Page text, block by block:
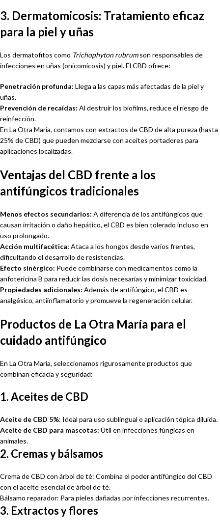
3. Dermatomicosis: Tratamiento eficaz
para la piel y uñas
Los dermatofitos como Trichophyton rubrumson responsables de
infecciones en uñas (onicomicosis) y piel. El CBD ofrece:
Penetración profunda: Llega a las capas más afectadas de la piel y
uñas.
Prevención de recaídas: Al destruir los biofilms, reduce el riesgo de
reinfección.
En La Otra María, contamos con extractos de CBD de alta pureza (hasta
25% de CBD) que pueden mezclarse con aceites portadores para
aplicaciones localizadas.
Ventajas del CBD frente a los
antifúngicos tradicionales
Menos efectos secundarios: A diferencia de los antifúngicos que
causan irritación o daño hepático, el CBD es bien tolerado incluso en
uso prolongado.
Acción multifacética: Ataca a los hongos desde varios frentes,
dificultando el desarrollo de resistencias.
Efecto sinérgico: Puede combinarse con medicamentos como la
anfotericina B para reducir las dosis necesarias y minimizar toxicidad.
Propiedades adicionales: Además de antifúngico, el CBD es
analgésico, antiinflamatorio y promueve la regeneración celular.
Productos de La Otra María para el
cuidado antifúngico
En La Otra María, seleccionamos rigurosamente productos que
combinan eficacia y seguridad:
1. Aceites de CBD
Aceite de CBD 5%: Ideal para uso sublingual o aplicación tópica diluida.
Aceite de CBD para mascotas: Útil en infecciones fúngicas en
animales.
2. Cremas y bálsamos
Crema de CBD con árbol de té: Combina el poder antifúngico del CBD
con el aceite esencial de árbol de té.
Bálsamo reparador: Para pieles dañadas por infecciones recurrentes.
3. Extractos y flores